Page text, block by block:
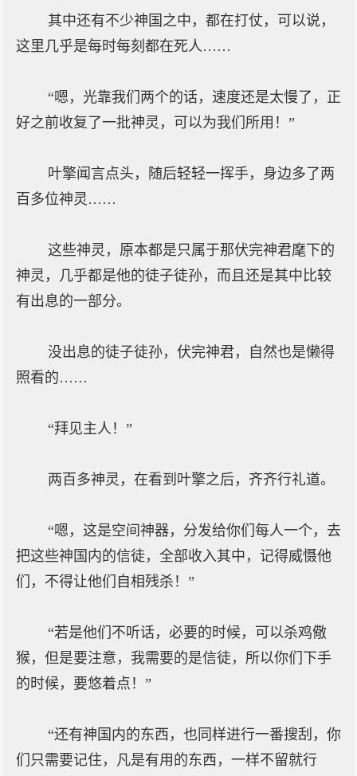
其中还有不少神国之中，都在打仗，可以说，
这里几乎是每时每刻都在死人……
“嗯，光靠我们两个的话，速度还是太慢了，正
好之前收复了一批神灵，可以为我们所用！”
叶擎闻言点头，随后轻轻一挥手，身边多了两
百多位神灵……
这些神灵，原本都是只属于那伏完神君麾下的
神灵，几乎都是他的徒子徒孙，而且还是其中比较
有出息的一部分。
没出息的徒子徒孙，伏完神君，自然也是懒得
照看的……
“拜见主人！”
两百多神灵，在看到叶擎之后，齐齐行礼道。
“嗯，这是空间神器，分发给你们每人一个，去
把这些神国内的信徒，全部收入其中，记得威慑他
们，不得让他们自相残杀！”
“若是他们不听话，必要的时候，可以杀鸡儆
猴，但是要注意，我需要的是信徒，所以你们下手
的时候，要悠着点！”
“还有神国内的东西，也同样进行一番搜刮，你
们只需要记住，凡是有用的东西，一样不留就行